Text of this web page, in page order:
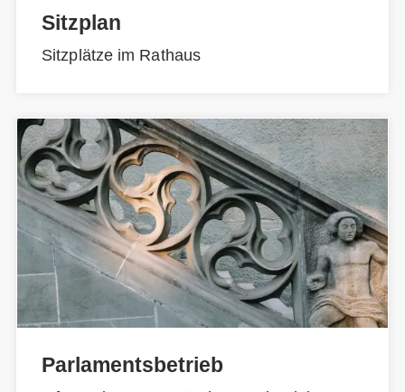
Sitzplan
Sitzplätze im Rathaus
Parlamentsbetrieb